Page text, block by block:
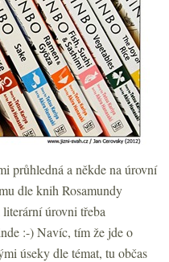
průhledná a někde na úrovní
dle knih Rosamundy
úrovni třeba
:-) Navíc, tím že jde o
úseky dle témat, tu občas